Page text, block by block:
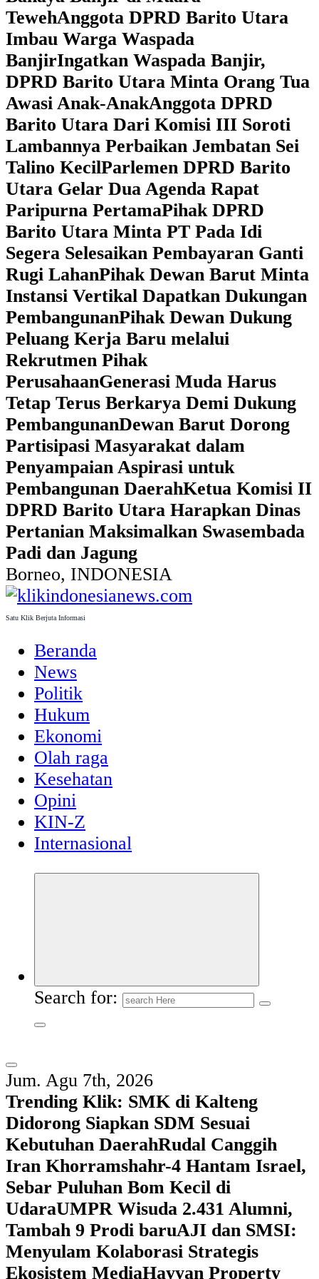
TewehAnggota DPRD Barito Utara
Imbau Warga Waspada
BanjirIngatkan Waspada Banjir,
DPRD Barito Utara Minta Orang Tua
Awasi Anak-AnakAnggota DPRD
Barito Utara Dari Komisi III Soroti
Lambannya Perbaikan Jembatan Sei
Talino KecilParlemen DPRD Barito
Utara Gelar Dua Agenda Rapat
Paripurna PertamaPihak DPRD
Barito Utara Minta PT Pada Idi
Segera Selesaikan Pembayaran Ganti
Rugi LahanPihak Dewan Barut Minta
Instansi Vertikal Dapatkan Dukungan
PembangunanPihak Dewan Dukung
Peluang Kerja Baru melalui
Rekrutmen Pihak
PerusahaanGenerasi Muda Harus
Tetap Terus Berkarya Demi Dukung
PembangunanDewan Barut Dorong
Partisipasi Masyarakat dalam
Penyampaian Aspirasi untuk
Pembangunan DaerahKetua Komisi II
DPRD Barito Utara Harapkan Dinas
Pertanian Maksimalkan Swasembada
Padi dan Jagung
Borneo, INDONESIA
Satu Klik Berjuta Informasi
Beranda
News
Politik
Hukum
Ekonomi
Olah raga
Kesehatan
Opini
KIN-Z
Internasional
Search for:
Jum. Agu 7th, 2026
Trending Klik: SMK di Kalteng
Didorong Siapkan SDM Sesuai
Kebutuhan DaerahRudal Canggih
Iran Khorramshahr-4 Hantam Israel,
Sebar Puluhan Bom Kecil di
UdaraUMPR Wisuda 2.431 Alumni,
Tambah 9 Prodi baruAJI dan SMSI:
Menyulam Kolaborasi Strategis
Ekosistem MediaHayyan Property